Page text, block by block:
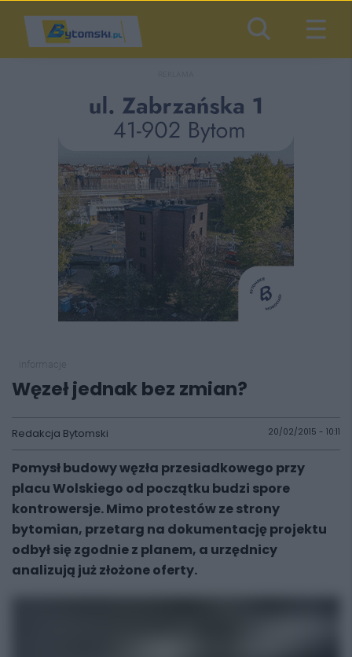
Węzeł jednak bez zmian?
Redakcja Bytomski 20/02/2015 - 10:11
Pomysł budowy węzła przesiadkowego przy
placu Wolskiego od początku budzi spore
kontrowersje. Mimo protestów ze strony
bytomian, przetarg na dokumentację projektu
odbył się zgodnie z planem, a urzędnicy
analizują już złożone oferty.